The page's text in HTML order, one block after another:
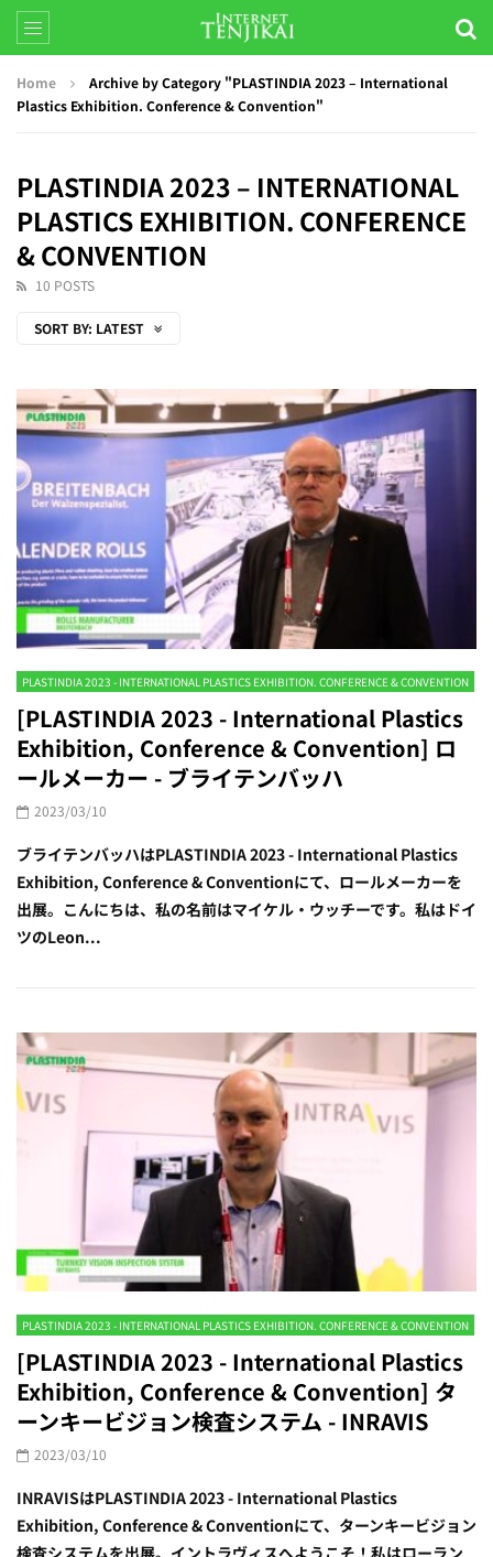
Home
Archive by Category "PLASTINDIA 2023 – International
Plastics Exhibition. Conference & Convention"
PLASTINDIA 2023 – INTERNATIONAL
PLASTICS EXHIBITION. CONFERENCE
& CONVENTION
10 POSTS
SORT BY: LATEST
PLASTINDIA 2023 - INTERNATIONAL PLASTICS EXHIBITION. CONFERENCE & CONVENTION
[PLASTINDIA 2023 - International Plastics
Exhibition, Conference & Convention] ロ
ールメーカー - ブライテンバッハ
2023/03/10
ブライテンバッハはPLASTINDIA 2023 - International Plastics
Exhibition, Conference & Conventionにて、ロールメーカーを
出展。こんにちは、私の名前はマイケル・ウッチーです。私はドイ
ツのLeon...
PLASTINDIA 2023 - INTERNATIONAL PLASTICS EXHIBITION. CONFERENCE & CONVENTION
[PLASTINDIA 2023 - International Plastics
Exhibition, Conference & Convention] タ
ーンキービジョン検査システム - INRAVIS
2023/03/10
INRAVISはPLASTINDIA 2023 - International Plastics
Exhibition, Conference & Conventionにて、ターンキービジョン
検査システムを出展。イントラヴィスへようこそ！私はローラン